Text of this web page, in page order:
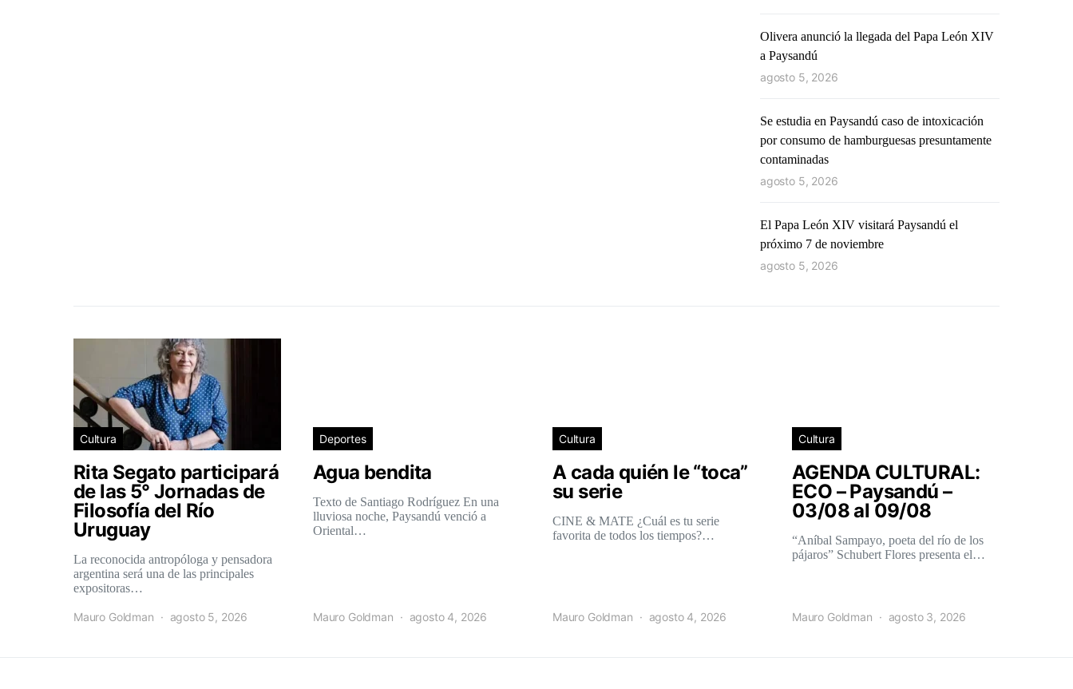
Olivera anunció la llegada del Papa León XIV
a Paysandú
agosto 5, 2026
Se estudia en Paysandú caso de intoxicación
por consumo de hamburguesas presuntamente
contaminadas
agosto 5, 2026
El Papa León XIV visitará Paysandú el
próximo 7 de noviembre
agosto 5, 2026
Cultura
Rita Segato participará
de las 5° Jornadas de
Filosofía del Río
Uruguay
La reconocida antropóloga y pensadora
argentina será una de las principales
expositoras…
Mauro Goldman agosto 5, 2026
Deportes
Agua bendita
Texto de Santiago Rodríguez En una
lluviosa noche, Paysandú venció a
Oriental…
Mauro Goldman agosto 4, 2026
Cultura
A cada quién le “toca”
su serie
CINE & MATE ¿Cuál es tu serie
favorita de todos los tiempos?…
Mauro Goldman agosto 4, 2026
Cultura
AGENDA CULTURAL:
ECO – Paysandú –
03/08 al 09/08
“Aníbal Sampayo, poeta del río de los
pájaros” Schubert Flores presenta el…
Mauro Goldman agosto 3, 2026